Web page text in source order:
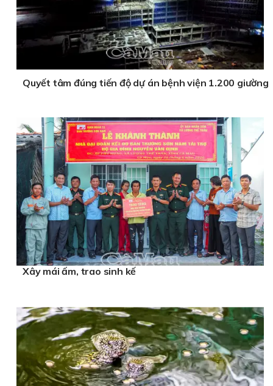
Quyết tâm đúng tiến độ dự án bệnh viện 1.200 giường
Xây mái ấm, trao sinh kế